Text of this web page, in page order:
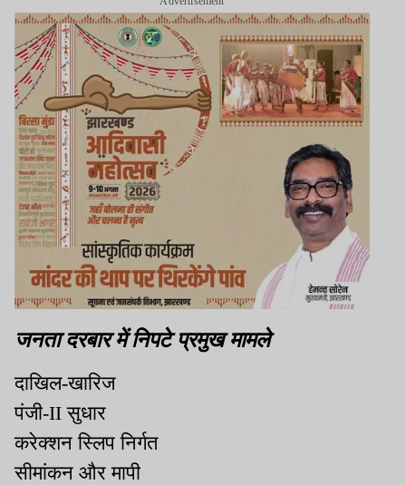
जनता दरबार में निपटे प्रमुख मामले
दाखिल-खारिज
पंजी-II सुधार
करेक्शन स्लिप निर्गत
सीमांकन और मापी